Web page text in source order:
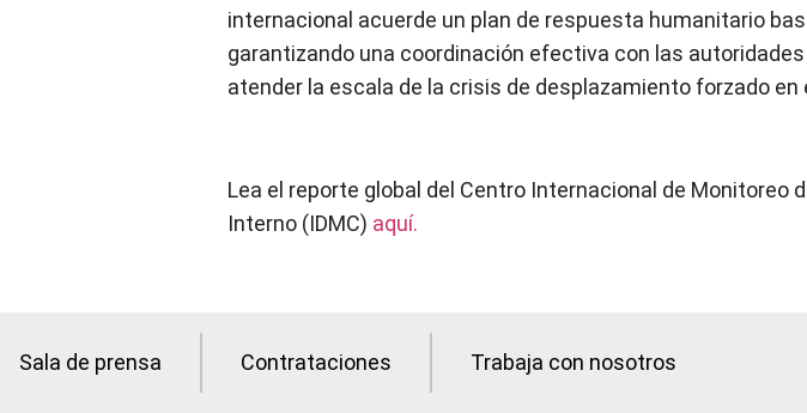
internacional acuerde un plan de respuesta humanitario
garantizando una coordinación efectiva con las
atender la escala de la crisis de desplazamiento forzado en
Lea el reporte global del Centro Internacional de Monitoreo
Interno (IDMC) aquí.
Sala de prensa Contrataciones Trabaja con nosotros